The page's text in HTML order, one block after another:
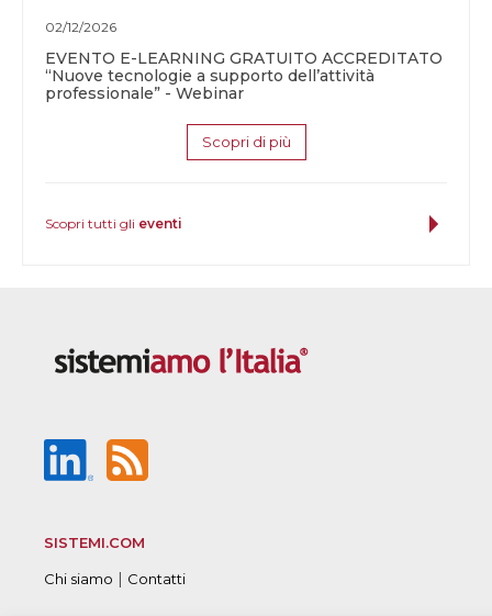
02/12/2026
EVENTO E-LEARNING GRATUITO ACCREDITATO
“Nuove tecnologie a supporto dell’attività
professionale” - Webinar
Scopri di più
Scopri tutti gli eventi
SISTEMI.COM
Chi siamo | Contatti